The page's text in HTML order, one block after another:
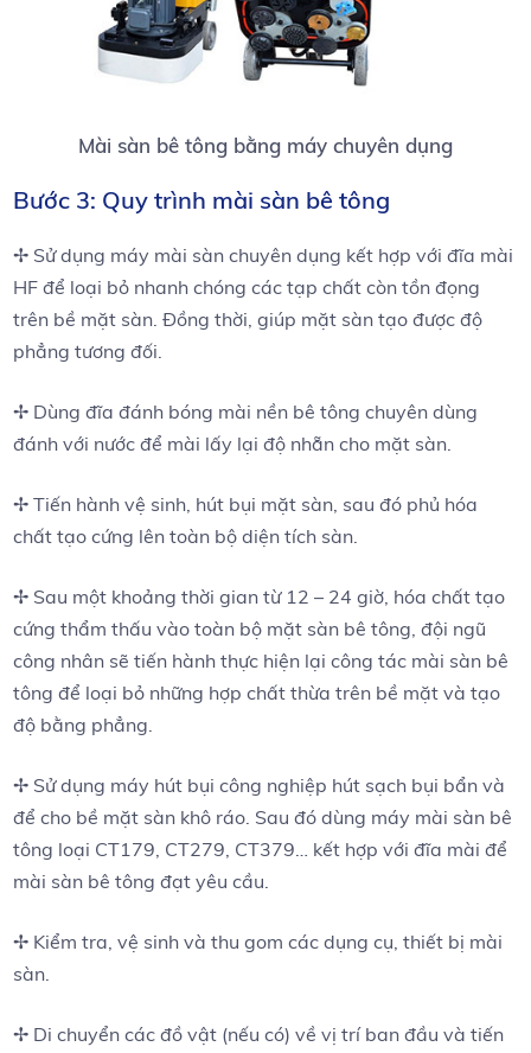
Mài sàn bê tông bằng máy chuyên dụng
Bước 3: Quy trình mài sàn bê tông
✢ Sử dụng máy mài sàn chuyên dụng kết hợp với đĩa mài
HF để loại bỏ nhanh chóng các tạp chất còn tồn đọng
trên bề mặt sàn. Đồng thời, giúp mặt sàn tạo được độ
phẳng tương đối.
✢ Dùng đĩa đánh bóng mài nền bê tông chuyên dùng
đánh với nước để mài lấy lại độ nhẵn cho mặt sàn.
✢ Tiến hành vệ sinh, hút bụi mặt sàn, sau đó phủ hóa
chất tạo cứng lên toàn bộ diện tích sàn.
✢ Sau một khoảng thời gian từ 12 – 24 giờ, hóa chất tạo
cứng thẩm thấu vào toàn bộ mặt sàn bê tông, đội ngũ
công nhân sẽ tiến hành thực hiện lại công tác mài sàn bê
tông để loại bỏ những hợp chất thừa trên bề mặt và tạo
độ bằng phẳng.
✢ Sử dụng máy hút bụi công nghiệp hút sạch bụi bẩn và
để cho bề mặt sàn khô ráo. Sau đó dùng máy mài sàn bê
tông loại CT179, CT279, CT379… kết hợp với đĩa mài để
mài sàn bê tông đạt yêu cầu.
✢ Kiểm tra, vệ sinh và thu gom các dụng cụ, thiết bị mài
sàn.
✢ Di chuyển các đồ vật (nếu có) về vị trí ban đầu và tiến